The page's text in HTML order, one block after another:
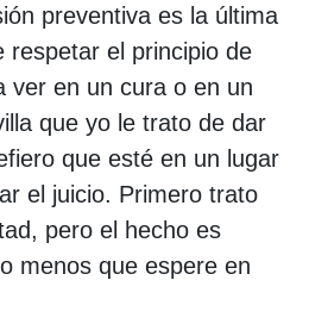
preventiva es la última
respetar el principio de
ver en un cura o en un
que yo le trato de dar
que esté en un lugar
el juicio. Primero trato
pero el hecho es
menos que espere en